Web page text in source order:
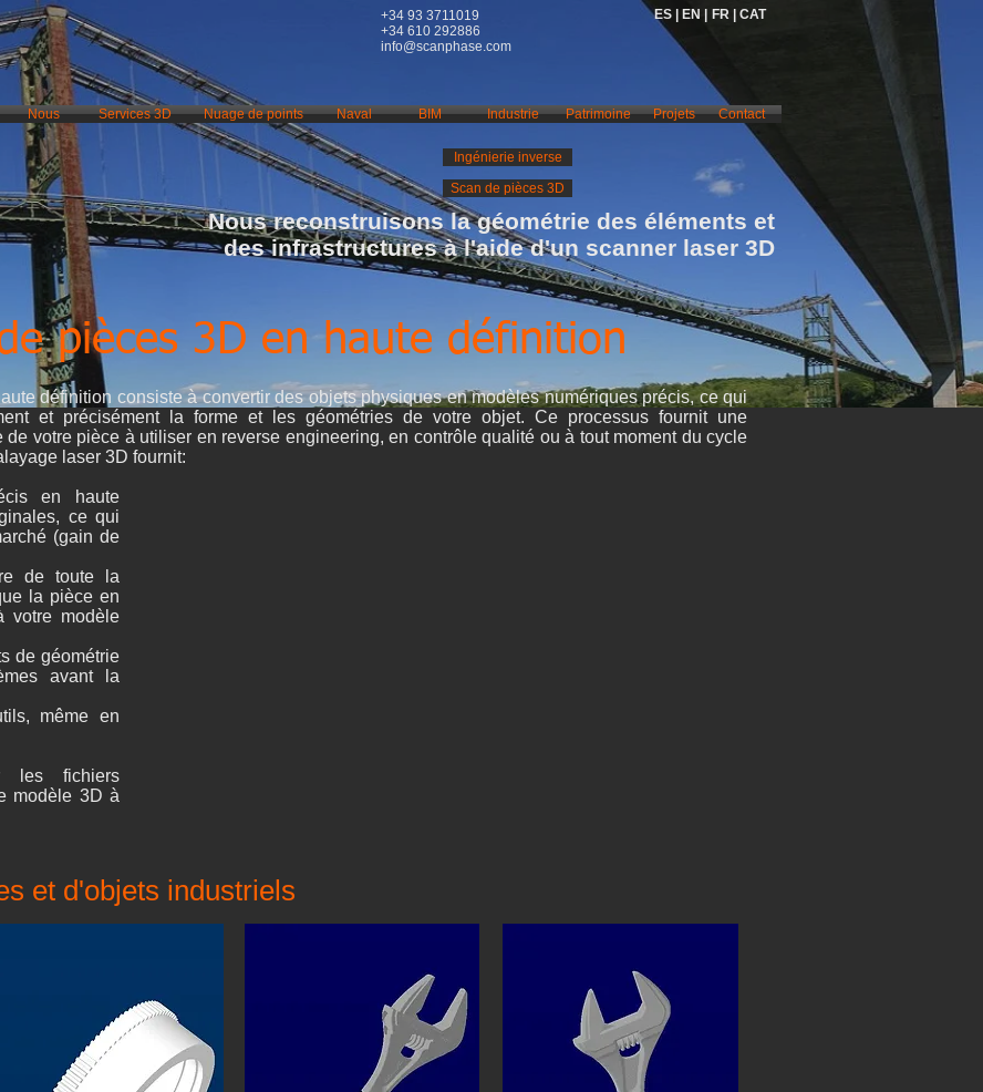
+34 93 3711019
+34 610 292886
info@scanphase.com
ES | EN | FR | CAT
Nous Nuage de points
Services 3D Naval BIM Industrie Patrimoine Projets Contact
Nous reconstruisons la géométrie des éléments et
des infrastructures à l'aide d'un scanner laser 3D
Ingénierie inverse
Scan de pièces 3D
pièces 3D en haute définition
définition consiste à convertir des objets physiques en modèles numériques précis, ce qui
et précisément la forme et les géométries de votre objet. Ce processus fournit une
de votre pièce à utiliser en reverse engineering, en contrôle qualité ou à tout moment du cycle
laser 3D fournit:
en haute
ce qui
(gain de
de toute la
la pièce en
votre modèle
de géométrie
avant la
même en
les fichiers
modèle 3D à
et d'objets industriels